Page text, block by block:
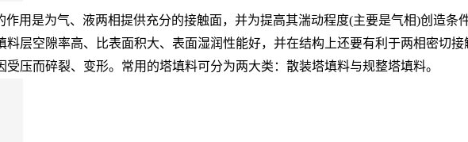
用是为气、液两相提供充分的接触面，并为提高其湍动程度(主要是气相)创造条
层空隙率高、比表面积大、表面湿润性能好，并在结构上还要有利于两相密切
压而碎裂、变形。常用的塔填料可分为两大类：散装塔填料与规整塔填料。